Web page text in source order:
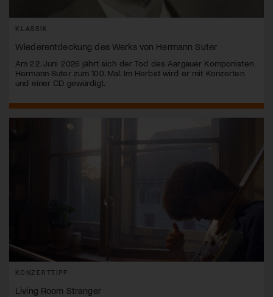
KLASSIK
Wiederentdeckung des Werks von Hermann Suter
Am 22. Juni 2026 jährt sich der Tod des Aargauer Komponisten
Hermann Suter zum 100. Mal. Im Herbst wird er mit Konzerten
und einer CD gewürdigt.
KONZERTTIPP
Living Room Stranger